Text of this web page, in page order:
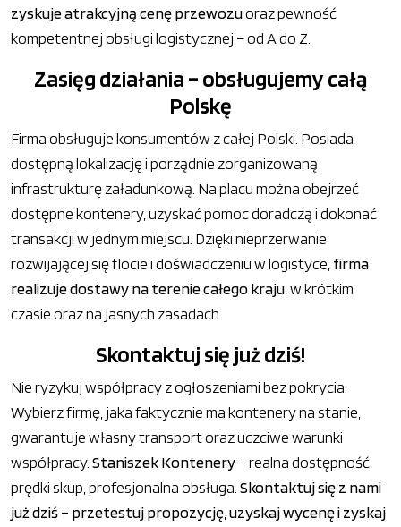
zyskuje atrakcyjną cenę przewozuoraz pewność
kompetentnej obsługi logistycznej – od A do Z.
Zasięg działania – obsługujemy całą
Polskę
Firma obsługuje konsumentów z całej Polski. Posiada
dostępną lokalizację i porządnie zorganizowaną
infrastrukturę załadunkową. Na placu można obejrzeć
dostępne kontenery, uzyskać pomoc doradczą i dokonać
transakcji w jednym miejscu. Dzięki nieprzerwanie
rozwijającej się flocie i doświadczeniu w logistyce,firma
realizuje dostawy na terenie całego kraju, w krótkim
czasie oraz na jasnych zasadach.
Skontaktuj się już dziś!
Nie ryzykuj współpracy z ogłoszeniami bez pokrycia.
Wybierz firmę, jaka faktycznie ma kontenery na stanie,
gwarantuje własny transport oraz uczciwe warunki
współpracy.Staniszek Kontenery– realna dostępność,
prędki skup, profesjonalna obsługa.Skontaktuj się z nami
już dziś – przetestuj propozycję, uzyskaj wycenę i zyskaj